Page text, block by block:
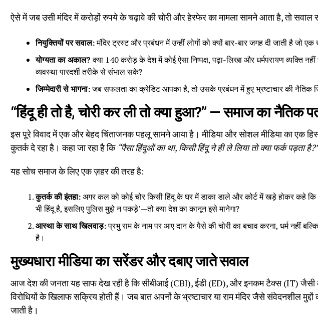
ऐसे में जब उसी मंदिर में करोड़ों रुपये के चढ़ावे की चोरी और हेरफेर का मामला सामने आता है, तो सवाल
नियुक्तियों पर सवाल:मंदिर ट्रस्ट और प्रबंधन में उन्हीं लोगों को क्यों बार-बार जगह दी जाती है जो
योग्यता का अकाल?क्या 140 करोड़ के देश में कोई ऐसा निष्पक्ष, पढ़ा-लिखा और धर्मपरायण व्यक्ति नहीं
व्यवस्था पारदर्शी तरीके से संभाल सके?
जिम्मेदारी से भागना:जब सफलता का क्रेडिट आपका है, तो उसके प्रबंधन में हुए भ्रष्टाचार की नैतिक
“हिंदू ही तो है, चोरी कर ली तो क्या हुआ?” — समाज का नैतिक
इस पूरे विवाद में एक और बेहद चिंताजनक पहलू सामने आया है। मीडिया और सोशल मीडिया का एक
कुतर्क दे रहा है। कहा जा रहा है कि “पैसा हिंदुओं का था, किसी हिंदू ने ही ले लिया तो क्या फर्क पड़ता
यह सोच समाज के लिए एक ज़हर की तरह है:
कुतर्क की इंतहा:अगर कल को कोई चोर किसी हिंदू के घर में डाका डाले और कोर्ट में खड़े होकर कहे कि
भी हिंदू है, इसलिए पुलिस मुझे न पकड़े’—तो क्या देश का कानून इसे मानेगा?
आस्था के साथ खिलवाड़:प्रभु राम के नाम पर आए दान के पैसे की चोरी का बचाव करना, धर्म नहीं
है।
मुख्यधारा मीडिया का सरेंडर और दबाए जाते सवाल
आज देश की जनता यह साफ देख रही है कि सीबीआई (CBI), ईडी (ED), और इनकम टैक्स (IT) जैसी
विरोधियों के खिलाफ सक्रिय होती हैं। जब बात अपनों के भ्रष्टाचार या राम मंदिर जैसे संवेदनशील
जाती है।